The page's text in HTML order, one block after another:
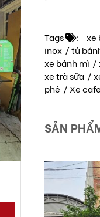
Tags : xe
inox /tủ
xe bánh mì /
xe trà sữa /
phê /Xe
SẢN